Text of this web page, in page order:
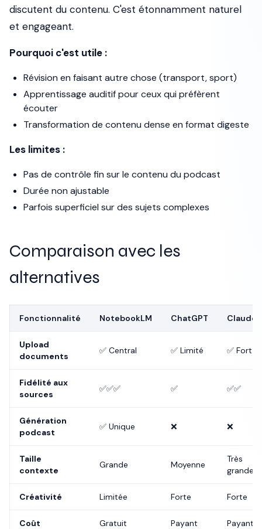
discutent du contenu. C'est étonnamment naturel
et engageant.
Pourquoi c'est utile :
Révision en faisant autre chose (transport, sport)
Apprentissage auditif pour ceux qui préfèrent
écouter
Transformation de contenu dense en format digeste
Les limites :
Pas de contrôle fin sur le contenu du podcast
Durée non ajustable
Parfois superficiel sur des sujets complexes
Comparaison avec les
alternatives
Fonctionnalité NotebookLM ChatGPT Claude
Upload
documents
✅ Central ✅ Limité ✅ Fort
Fidélité aux
sources
✅✅✅ ✅ ✅✅
Génération
podcast
✅ Unique ❌ ❌
Taille
contexte
Grande Moyenne
Très
grande
Créativité Limitée Forte Forte
Coût Gratuit Payant Payant